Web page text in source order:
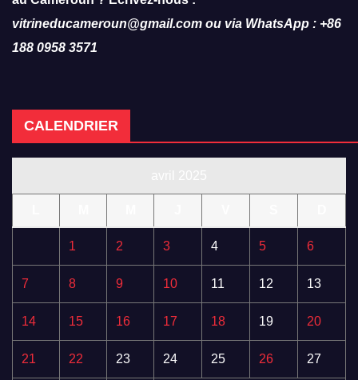
vitrineducameroun@gmail.com ou via WhatsApp : +86
188 0958 3571
CALENDRIER
1 2 3 4 5 6
7 8 9 10 11 12 13
14 15 16 17 18 19 20
21 22 23 24 25 26 27